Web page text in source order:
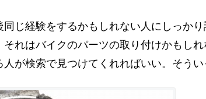
じ経験をするかもしれない人にしっか
れはバイクのパーツの取り付けかもし
が検索で見つけてくれればいい。そうい